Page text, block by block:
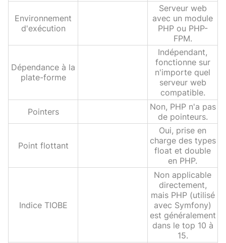
Environnement
d'exécution
Serveur web
avec un module
PHP ou PHP-
FPM.
Dépendance à la
plate-forme
Indépendant,
fonctionne sur
n'importe quel
serveur web
compatible.
Pointers
Non, PHP n'a pas
de pointeurs.
Point flottant
Oui, prise en
charge des types
float et double
en PHP.
Indice TIOBE
Non applicable
directement,
mais PHP (utilisé
avec Symfony)
est généralement
dans le top 10 à
15.